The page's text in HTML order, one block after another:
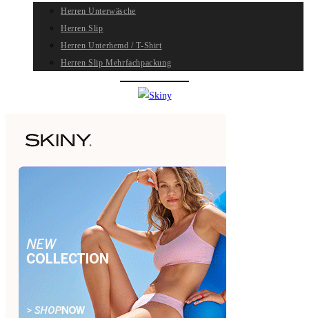
Herren Unterwäsche
Herren Slip
Herren Unterhemd / T-Shirt
Herren Slip Mehrfachpackung